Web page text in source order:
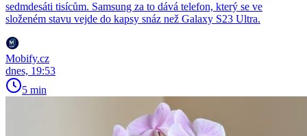
sedmdesáti tisícům. Samsung za to dává telefon, který se ve
složeném stavu vejde do kapsy snáz než Galaxy S23 Ultra.
Mobify.cz
dnes, 19:53
5 min